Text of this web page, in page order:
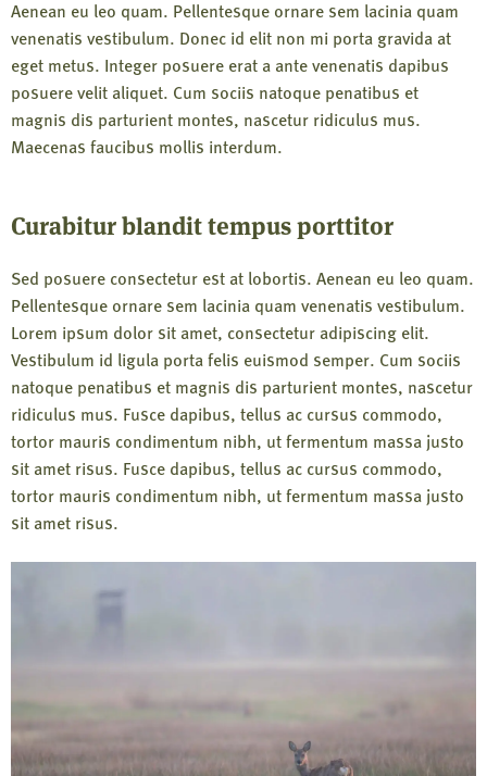
Aenean eu leo quam. Pellentesque ornare sem lacinia quam
venenatis vestibulum. Donec id elit non mi porta gravida at
eget metus. Integer posuere erat a ante venenatis dapibus
posuere velit aliquet. Cum sociis natoque penatibus et
magnis dis parturient montes, nascetur ridiculus mus.
Maecenas faucibus mollis interdum.
Curabitur blandit tempus porttitor
Sed posuere consectetur est at lobortis. Aenean eu leo quam.
Pellentesque ornare sem lacinia quam venenatis vestibulum.
Lorem ipsum dolor sit amet, consectetur adipiscing elit.
Vestibulum id ligula porta felis euismod semper. Cum sociis
natoque penatibus et magnis dis parturient montes, nascetur
ridiculus mus. Fusce dapibus, tellus ac cursus commodo,
tortor mauris condimentum nibh, ut fermentum massa justo
sit amet risus. Fusce dapibus, tellus ac cursus commodo,
tortor mauris condimentum nibh, ut fermentum massa justo
sit amet risus.